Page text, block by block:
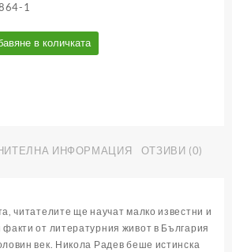
1
в количката
ИНФОРМАЦИЯ ОТЗИВИ (0)
читателите ще научат малко известни и
от литературния живот в България
век. Никола Радев беше истинска